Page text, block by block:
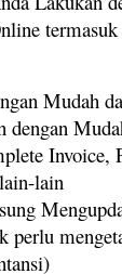
Mudah
dengan
Invoice,
lain
perlu